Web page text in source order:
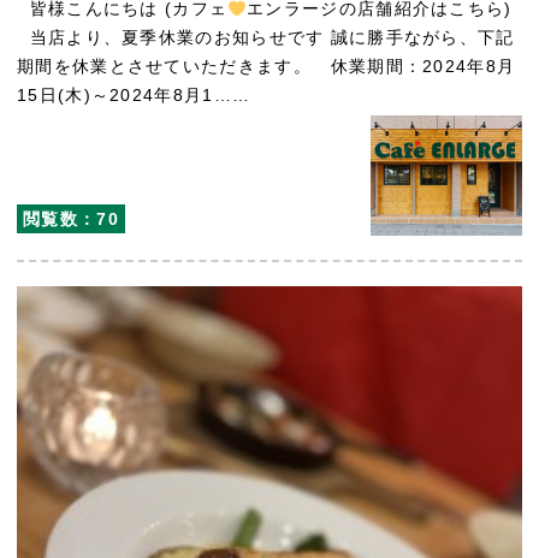
閲覧数：70
皆様こんにちは (カフェ
エンラージの店舗紹介はこちら)
当店より、夏季休業のお知らせです 誠に勝手ながら、下記
期間を休業とさせていただきます。 休業期間：2024年8月
15日(木)～2024年8月1……